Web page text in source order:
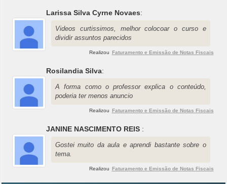
Larissa Silva Cyrne Novaes:
Videos curtissimos, melhor colocoar o curso e
dividir assuntos parecidos
Realizou Faturamento e Emissão de Notas Fiscais
Rosilandia Silva:
A forma como o professor explica o conteúdo,
poderia ter menos anuncio
Realizou Faturamento e Emissão de Notas Fiscais
JANINE NASCIMENTO REIS :
Gostei muito da aula e aprendi bastante sobre o
tema.
Realizou Faturamento e Emissão de Notas Fiscais